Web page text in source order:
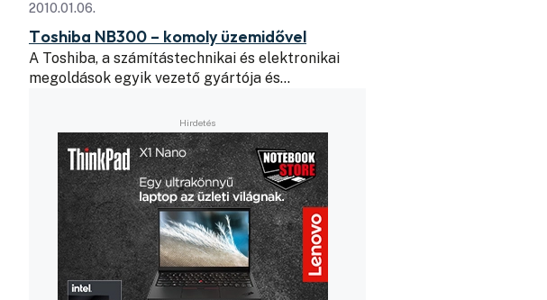
2010.01.06.
Toshiba NB300 – komoly üzemidővel
A Toshiba, a számítástechnikai és elektronikai
megoldások egyik vezető gyártója és…